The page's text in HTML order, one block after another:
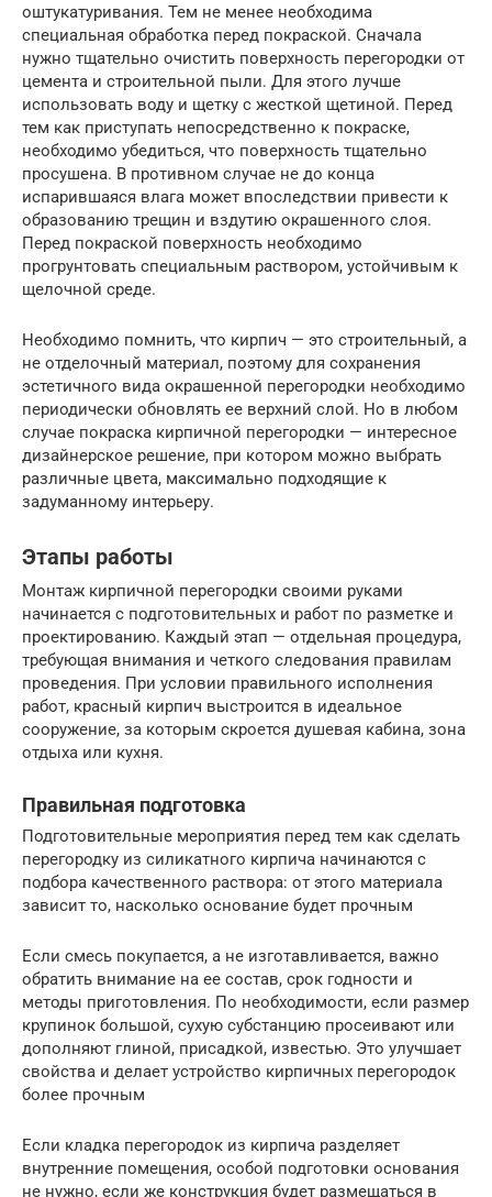
оштукатуривания. Тем не менее необходима
специальная обработка перед покраской. Сначала
нужно тщательно очистить поверхность перегородки от
цемента и строительной пыли. Для этого лучше
использовать воду и щетку с жесткой щетиной. Перед
тем как приступать непосредственно к покраске,
необходимо убедиться, что поверхность тщательно
просушена. В противном случае не до конца
испарившаяся влага может впоследствии привести к
образованию трещин и вздутию окрашенного слоя.
Перед покраской поверхность необходимо
прогрунтовать специальным раствором, устойчивым к
щелочной среде.
Необходимо помнить, что кирпич — это строительный, а
не отделочный материал, поэтому для сохранения
эстетичного вида окрашенной перегородки необходимо
периодически обновлять ее верхний слой. Но в любом
случае покраска кирпичной перегородки — интересное
дизайнерское решение, при котором можно выбрать
различные цвета, максимально подходящие к
задуманному интерьеру.
Этапы работы
Монтаж кирпичной перегородки своими руками
начинается с подготовительных и работ по разметке и
проектированию. Каждый этап — отдельная процедура,
требующая внимания и четкого следования правилам
проведения. При условии правильного исполнения
работ, красный кирпич выстроится в идеальное
сооружение, за которым скроется душевая кабина, зона
отдыха или кухня.
Правильная подготовка
Подготовительные мероприятия перед тем как сделать
перегородку из силикатного кирпича начинаются с
подбора качественного раствора: от этого материала
зависит то, насколько основание будет прочным
Если смесь покупается, а не изготавливается, важно
обратить внимание на ее состав, срок годности и
методы приготовления. По необходимости, если размер
крупинок большой, сухую субстанцию просеивают или
дополняют глиной, присадкой, известью. Это улучшает
свойства и делает устройство кирпичных перегородок
более прочным
Если кладка перегородок из кирпича разделяет
внутренние помещения, особой подготовки основания
не нужно, если же конструкция будет размещаться в